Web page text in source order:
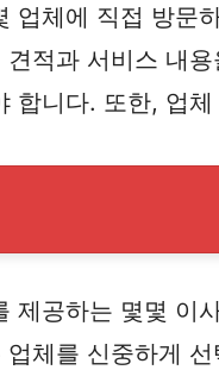
업체에 직접 방
적과 서비스 내
합니다. 또한, 업
제공하는 몇몇
체를 신중하게